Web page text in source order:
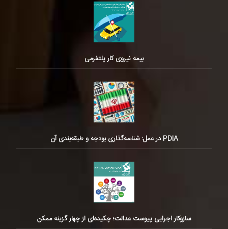
بیمه نیروی کار پلتفرمی
PDIA در عمل: شناسه‌گذاری بودجه و طبقه‌بندی آن
سازوکار اجرایی پیوست عدالت؛ چکیده‌ای از چهار گزینه ممکن